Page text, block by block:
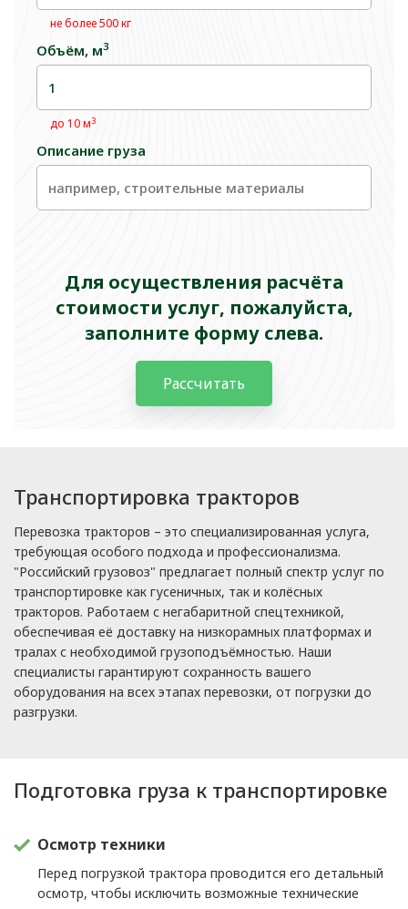
не более 500 кг
Объём, м3
до 10 м3
Описание груза
Для осуществления расчёта
стоимости услуг, пожалуйста,
заполните форму слева.
Рассчитать
Транспортировка тракторов
Перевозка тракторов – это специализированная услуга,
требующая особого подхода и профессионализма.
"Российский грузовоз" предлагает полный спектр услуг по
транспортировке как гусеничных, так и колёсных
тракторов. Работаем с негабаритной спецтехникой,
обеспечивая её доставку на низкорамных платформах и
тралах с необходимой грузоподъёмностью. Наши
специалисты гарантируют сохранность вашего
оборудования на всех этапах перевозки, от погрузки до
разгрузки.
Подготовка груза к транспортировке
Осмотр техники
Перед погрузкой трактора проводится его детальный
осмотр, чтобы исключить возможные технические